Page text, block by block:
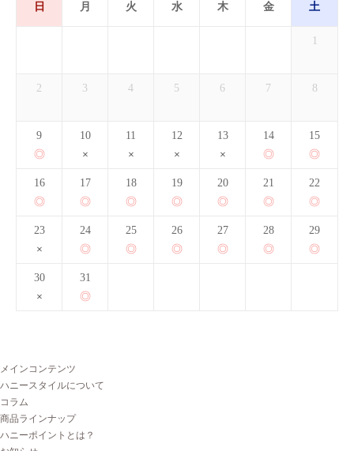
日 月 火 水 木 金 土
1
2 3 4 5 6 7 8
9 10 11 12 13 14 15
16 17 18 19 20 21 22
23 24 25 26 27 28 29
30 31
メインコンテンツ
ハニースタイルについて
コラム
商品ラインナップ
ハニーポイントとは？